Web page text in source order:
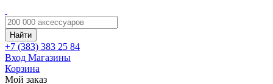
Найти
+7 (383) 383 25 84
Вход Магазины
Корзина
Мой заказ